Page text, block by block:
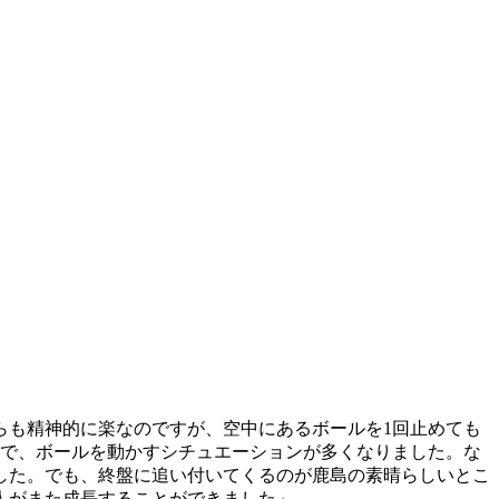
精神的に楽なのですが、空中にあるボールを1回止めても
、ボールを動かすシチュエーションが多くなりました。な
。でも、終盤に追い付いてくるのが鹿島の素晴らしいとこ